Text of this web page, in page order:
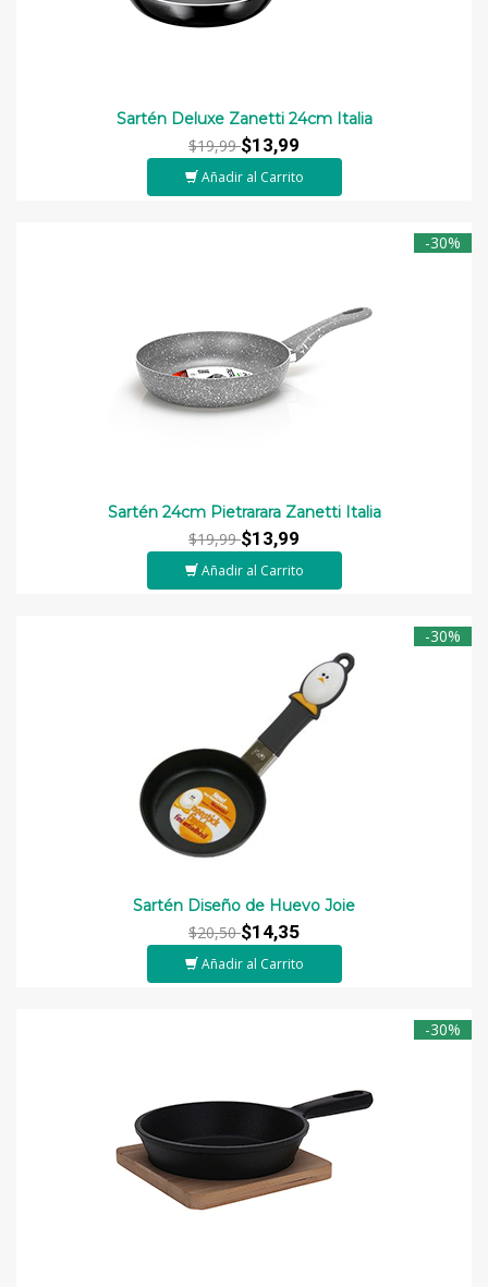
Sartén Deluxe Zanetti 24cm Italia
$19,99$13,99
Añadir al Carrito
-30%
Sartén 24cm Pietrarara Zanetti Italia
$19,99$13,99
Añadir al Carrito
-30%
Sartén Diseño de Huevo Joie
$20,50$14,35
Añadir al Carrito
-30%